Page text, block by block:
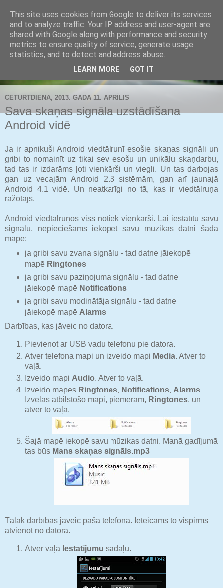
Buldozers.Lv
Subjektīvi par svarīgāko.
CETURTDIENA, 2013. GADA 11. APRĪLIS
Sava skaņas signāla uzstādīšana
Android vidē
Ja ir apnikuši Android viedtālrunī esošie skaņas signāli un
gribi to nomainīt uz tikai sev esošu un unikālu skaņdarbu,
tad tas ir izdarāms ļoti vienkārši un viegli. Un tas darbojas
gan uz vecajām Android 2.3 sistēmām, gan arī jaunajā
Android 4.1 vidē. Un neatkarīgi no tā, kas ir viedtālruņa
ražotājs.
Android viedtālruņos viss notiek vienkārši. Lai iestatītu savu
signālu, nepieciešams iekopēt savu mūzikas datni šādā
mapē:
ja gribi savu zvana signālu - tad datne jāiekopē
mapē Ringtones
ja gribi savu paziņojuma signālu - tad datne
jāiekopē mapē Notifications
ja gribi savu modinātāja signālu - tad datne
jāiekopē mapē Alarms
Darbības, kas jāveic no datora.
Pievienot ar USB vadu telefonu pie datora.
Atver telefona mapi un izveido mapi Media. Atver to
vaļā.
Izveido mapi Audio. Atver to vaļā.
Izveido mapes Ringtones, Notifications, Alarms.
Izvēlas atbilstošo mapi, piemēram, Ringtones, un
atver to vaļā.
Šajā mapē iekopē savu mūzikas datni. Manā gadījumā
tas būs Mans skaņas signāls.mp3
Tālāk darbības jāveic pašā telefonā. Ieteicams to vispirms
atvienot no datora.
Atver vaļā Iestatījumu sadaļu.
This site uses cookies from Google to deliver its services
and to analyze traffic. Your IP address and user-agent are
shared with Google along with performance and security
metrics to ensure quality of service, generate usage
statistics, and to detect and address abuse.
LEARN MORE GOT IT